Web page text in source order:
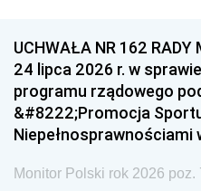
UCHWAŁA NR 162
24 lipca 2026 r. w
programu rządowego
&#8222;Promocja
Niepełnosprawnościami
Monitor Polski rok 2026 poz.